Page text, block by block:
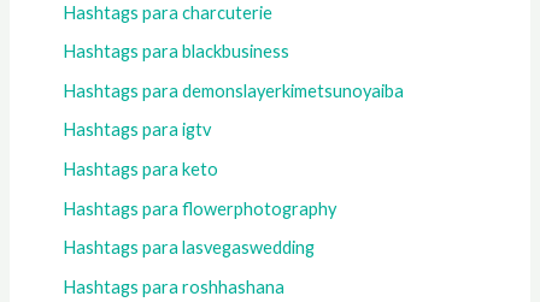
Hashtags para charcuterie
Hashtags para blackbusiness
Hashtags para demonslayerkimetsunoyaiba
Hashtags para igtv
Hashtags para keto
Hashtags para flowerphotography
Hashtags para lasvegaswedding
Hashtags para roshhashana